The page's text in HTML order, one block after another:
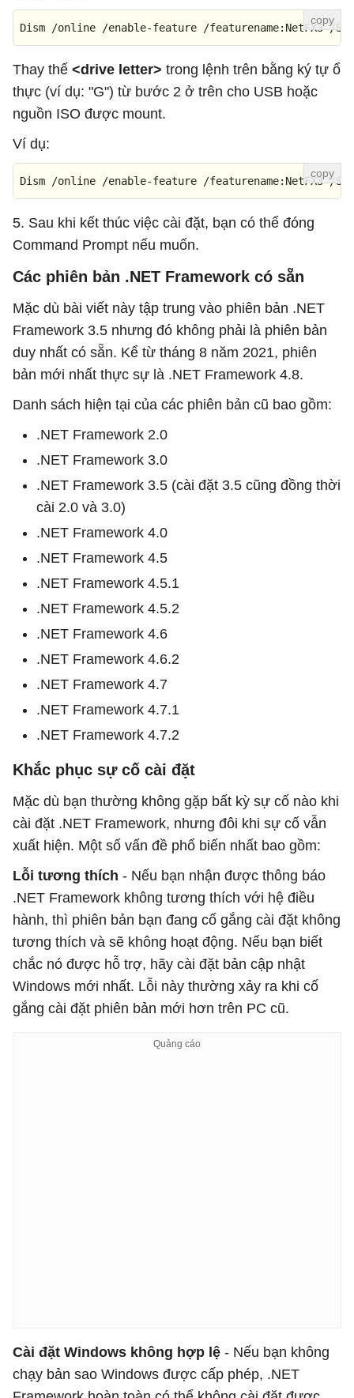
Dism /online /enable-feature /featurename:NetFX3 /
Thay thế <drive letter> trong lệnh trên bằng ký tự ổ
thực (ví dụ: "G") từ bước 2 ở trên cho USB hoặc
nguồn ISO được mount.
Ví dụ:
Dism /online /enable-feature /featurename:NetFX3 /
5. Sau khi kết thúc việc cài đặt, bạn có thể đóng
Command Prompt nếu muốn.
Các phiên bản .NET Framework có sẵn
Mặc dù bài viết này tập trung vào phiên bản .NET
Framework 3.5 nhưng đó không phải là phiên bản
duy nhất có sẵn. Kể từ tháng 8 năm 2021, phiên
bản mới nhất thực sự là .NET Framework 4.8.
Danh sách hiện tại của các phiên bản cũ bao gồm:
.NET Framework 2.0
.NET Framework 3.0
.NET Framework 3.5 (cài đặt 3.5 cũng đồng thời
cài 2.0 và 3.0)
.NET Framework 4.0
.NET Framework 4.5
.NET Framework 4.5.1
.NET Framework 4.5.2
.NET Framework 4.6
.NET Framework 4.6.2
.NET Framework 4.7
.NET Framework 4.7.1
.NET Framework 4.7.2
Khắc phục sự cố cài đặt
Mặc dù bạn thường không gặp bất kỳ sự cố nào khi
cài đặt .NET Framework, nhưng đôi khi sự cố vẫn
xuất hiện. Một số vấn đề phổ biến nhất bao gồm:
Lỗi tương thích - Nếu bạn nhận được thông báo
.NET Framework không tương thích với hệ điều
hành, thì phiên bản bạn đang cố gắng cài đặt không
tương thích và sẽ không hoạt động. Nếu bạn biết
chắc nó được hỗ trợ, hãy cài đặt bản cập nhật
Windows mới nhất. Lỗi này thường xảy ra khi cố
gắng cài đặt phiên bản mới hơn trên PC cũ.
Cài đặt Windows không hợp lệ - Nếu bạn không
chạy bản sao Windows được cấp phép, .NET